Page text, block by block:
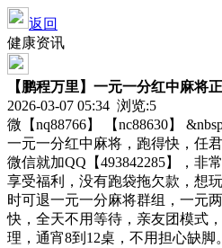
返回
健康资讯
【鹏程万里】一元一分红中麻将
2026-03-07 05:34 浏览:5
微【nq88766】 【nc88630】
一元一分红中麻将，跑得快，任
微信就加QQ【493842285】，非
享受福利，没有跑袋拖欠款，想
时可退一元一分麻将群组，一元
快，全天不用等待，亲友团模式
理，通宵8到12桌，不用担心缺脚。